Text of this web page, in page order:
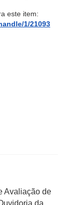
este item:
1/21093
Avaliação de
da